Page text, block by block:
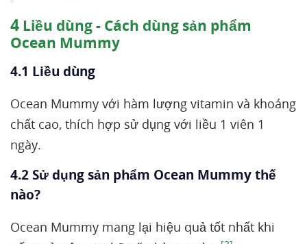
4 Liều dùng - Cách dùng sản phẩm
Ocean Mummy
4.1 Liều dùng
Ocean Mummy với hàm lượng vitamin và khoáng
chất cao, thích hợp sử dụng với liều 1 viên 1
ngày.
4.2 Sử dụng sản phẩm Ocean Mummy thế
nào?
Ocean Mummy mang lại hiệu quả tốt nhất khi